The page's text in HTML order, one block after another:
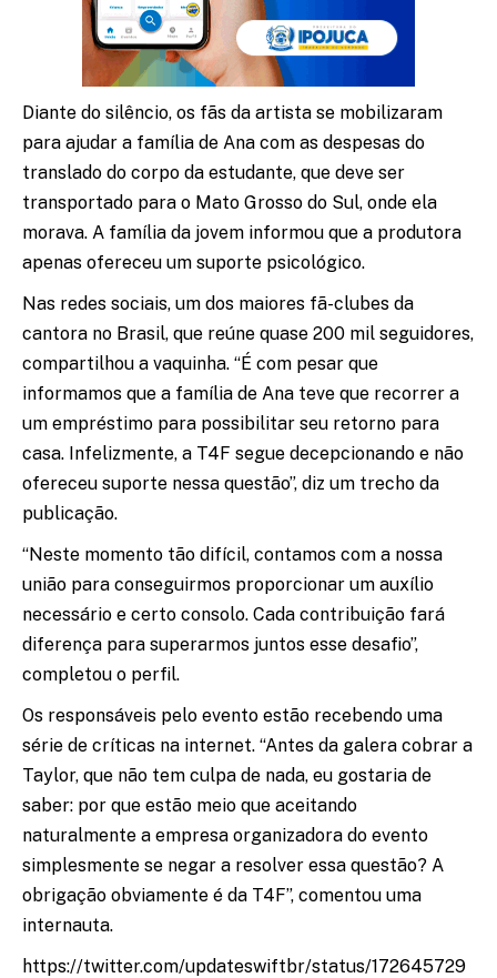
Diante do silêncio, os fãs da artista se mobilizaram
para ajudar a família de Ana com as despesas do
translado do corpo da estudante, que deve ser
transportado para o Mato Grosso do Sul, onde ela
morava. A família da jovem informou que a produtora
apenas ofereceu um suporte psicológico.
Nas redes sociais, um dos maiores fã-clubes da
cantora no Brasil, que reúne quase 200 mil seguidores,
compartilhou a vaquinha. “É com pesar que
informamos que a família de Ana teve que recorrer a
um empréstimo para possibilitar seu retorno para
casa. Infelizmente, a T4F segue decepcionando e não
ofereceu suporte nessa questão”, diz um trecho da
publicação.
“Neste momento tão difícil, contamos com a nossa
união para conseguirmos proporcionar um auxílio
necessário e certo consolo. Cada contribuição fará
diferença para superarmos juntos esse desafio”,
completou o perfil.
Os responsáveis pelo evento estão recebendo uma
série de críticas na internet. “Antes da galera cobrar a
Taylor, que não tem culpa de nada, eu gostaria de
saber: por que estão meio que aceitando
naturalmente a empresa organizadora do evento
simplesmente se negar a resolver essa questão? A
obrigação obviamente é da T4F”, comentou uma
internauta.
https://twitter.com/updateswiftbr/status/172645729